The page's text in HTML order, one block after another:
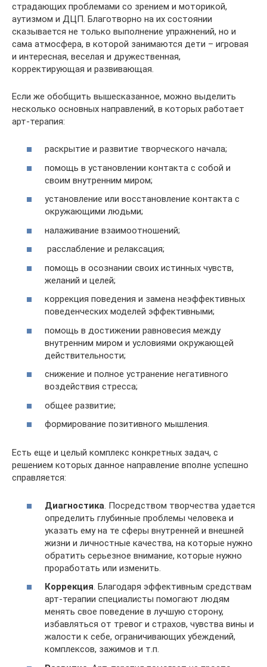
страдающих проблемами со зрением и моторикой,
аутизмом и ДЦП. Благотворно на их состоянии
сказывается не только выполнение упражнений, но и
сама атмосфера, в которой занимаются дети – игровая
и интересная, веселая и дружественная,
корректирующая и развивающая.
Если же обобщить вышесказанное, можно выделить
несколько основных направлений, в которых работает
арт-терапия:
раскрытие и развитие творческого начала;
помощь в установлении контакта с собой и
своим внутренним миром;
установление или восстановление контакта с
окружающими людьми;
налаживание взаимоотношений;
расслабление и релаксация;
помощь в осознании своих истинных чувств,
желаний и целей;
коррекция поведения и замена неэффективных
поведенческих моделей эффективными;
помощь в достижении равновесия между
внутренним миром и условиями окружающей
действительности;
снижение и полное устранение негативного
воздействия стресса;
общее развитие;
формирование позитивного мышления.
Есть еще и целый комплекс конкретных задач, с
решением которых данное направление вполне успешно
справляется:
Диагностика. Посредством творчества удается
определить глубинные проблемы человека и
указать ему на те сферы внутренней и внешней
жизни и личностные качества, на которые нужно
обратить серьезное внимание, которые нужно
проработать или изменить.
Коррекция. Благодаря эффективным средствам
арт-терапии специалисты помогают людям
менять свое поведение в лучшую сторону,
избавляться от тревог и страхов, чувства вины и
жалости к себе, ограничивающих убеждений,
комплексов, зажимов и т.п.